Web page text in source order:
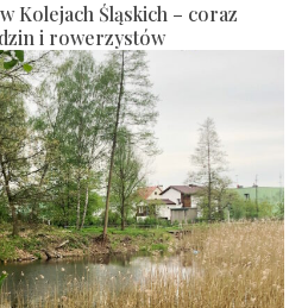
Kolejach Śląskich – coraz
i rowerzystów